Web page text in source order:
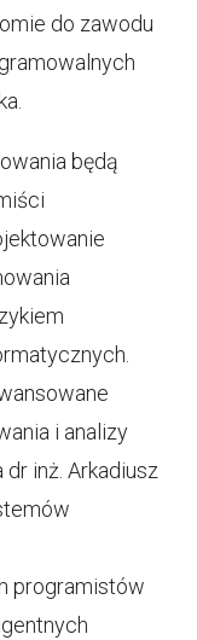
do zawodu
będą
i analizy
inż. Arkadiusz
programistów